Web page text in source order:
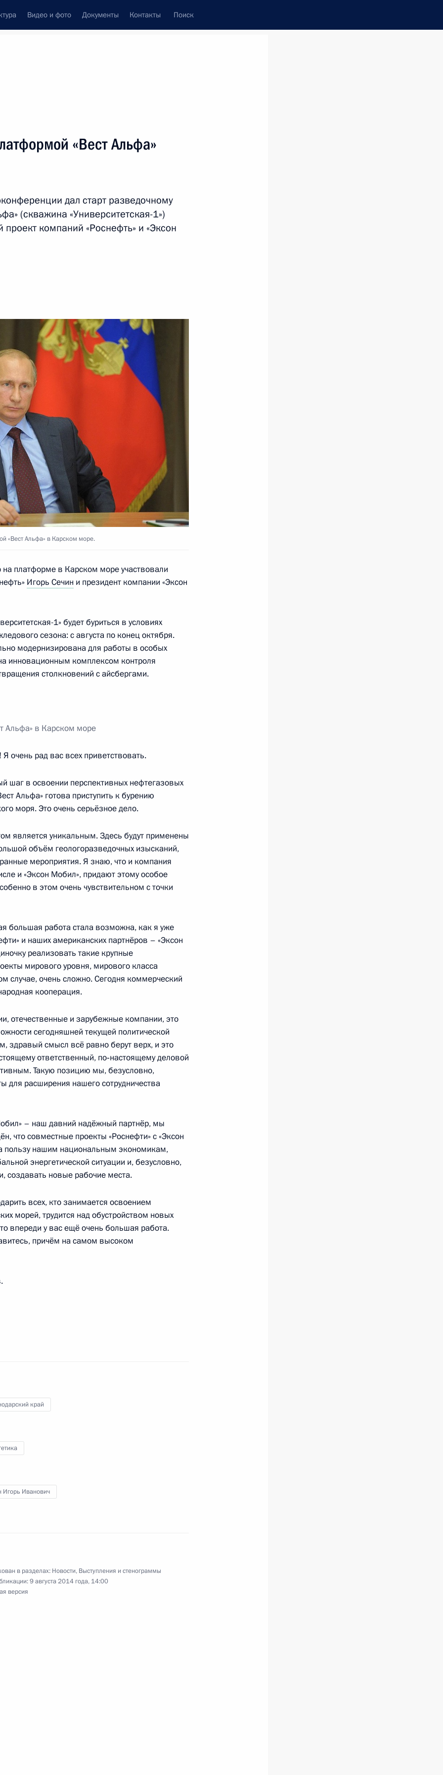
Видео и фото Документы Контакты Поиск
следующие материалы
уровня между Россией
Патриком Пуянне
комплекса
ГЭС
компании «НОВАТЭК»
области Аманом
по анализу
в Приморском крае
по внедрению целевой
России и Казахстана
«Газпром» Алексеем
первую очередь
электростанции
газопровода «Сила
и Сергеем Аксёновым
Президентом Азербайджана
Сержем Саргсяном
«Вест Альфа»
дал старт разведочному
(скважина «Университетская-1»)
компаний «Роснефть» и «Эксон
«Вест Альфа» в Карском море.
платформе в Карском море участвовали
Игорь Сечин и президент компании «Эксон
1» будет буриться в условиях
сезона: с августа по конец октября.
модернизирована для работы в особых
инновационным комплексом контроля
столкновений с айсбергами.
Альфа» в Карском море
очень рад вас всех приветствовать.
шаг в освоении перспективных нефтегазовых
Альфа» готова приступить к бурению
моря. Это очень серьёзное дело.
является уникальным. Здесь будут применены
объём геологоразведочных изысканий,
мероприятия. Я знаю, что и компания
и «Эксон Мобил», придают этому особое
в этом очень чувствительном с точки
большая работа стала возможна, как я уже
и наших американских партнёров – «Эксон
реализовать такие крупные
мирового уровня, мирового класса
случае, очень сложно. Сегодня коммерческий
кооперация.
отечественные и зарубежные компании, это
сегодняшней текущей политической
здравый смысл всё равно берут верх, и это
ответственный, по‑настоящему деловой
Такую позицию мы, безусловно,
для расширения нашего сотрудничества
– наш давний надёжный партнёр, мы
что совместные проекты «Роснефти» с «Эксон
пользу нашим национальным экономикам,
энергетической ситуации и, безусловно,
создавать новые рабочие места.
всех, кто занимается освоением
морей, трудится над обустройством новых
впереди у вас ещё очень большая работа.
причём на самом высоком
край
Игорь Иванович
в разделах: Новости, Выступления и стенограммы
9 августа 2014 года, 14:00
версия